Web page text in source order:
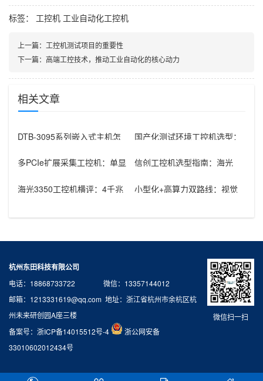
标签： 工控机 工业自动化工控机
上一篇： 工控机测试项目的重要性
下一篇： 高端工控技术，推动工业自动化的核心动力
相关文章
DTB-3095系列嵌入式主机怎
国产化测试环境工控机选型：
势
多PCIe扩展采集工控机：单显
信创工控机选型指南：海光
产化
海光3350工控机横评：4千兆
小型化+高算力双路线：视觉
微信扫一扫
杭州东田科技有限公司
电话：18868733722 微信：13357144012
邮箱：1213331619@qq.com 地址：浙江省杭州市余杭区杭
州未来研创园A座三楼
备案号： 浙ICP备14015512号-4
浙公网安备
33010602012434号